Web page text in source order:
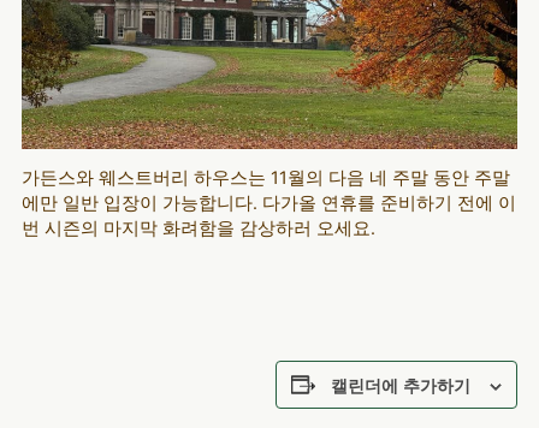
가든스와 웨스트버리 하우스는 11월의 다음 네 주말 동안 주말
에만 일반 입장이 가능합니다. 다가올 연휴를 준비하기 전에 이
번 시즌의 마지막 화려함을 감상하러 오세요.
캘린더에 추가하기